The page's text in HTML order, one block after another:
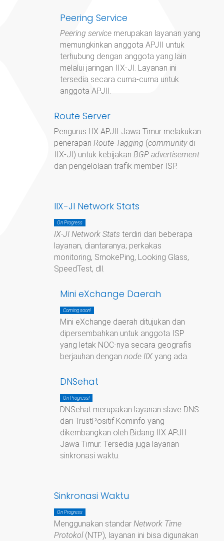
Peering Service
Peering servicemerupakan layanan yang
memungkinkan anggota APJII untuk
terhubung dengan anggota yang lain
melalui jaringan IIX-JI. Layanan ini
tersedia secara cuma-cuma untuk
anggota APJII.
Route Server
Pengurus IIX APJII Jawa Timur melakukan
penerapan Route-Tagging (communitydi
IIX-JI) untuk kebijakan BGP advertisement
dan pengelolaan trafik member ISP.
IIX-JI Network Stats
On Progress
IX-JI Network Stats terdiri dari beberapa
layanan, diantaranya; perkakas
monitoring, SmokePing, Looking Glass,
SpeedTest, dll.
Mini eXchange Daerah
Coming soon!
Mini eXchange daerah ditujukan dan
dipersembahkan untuk anggota ISP
yang letak NOC-nya secara geografis
berjauhan dengan node IIXyang ada.
DNSehat
On Progress!
DNSehat merupakan layanan slave DNS
dari TrustPositif Kominfo yang
dikembangkan oleh Bidang IIX APJII
Jawa Timur. Tersedia juga layanan
sinkronasi waktu.
Sinkronasi Waktu
On Progress
Menggunakan standar Network Time
Protokol(NTP), layanan ini bisa digunakan